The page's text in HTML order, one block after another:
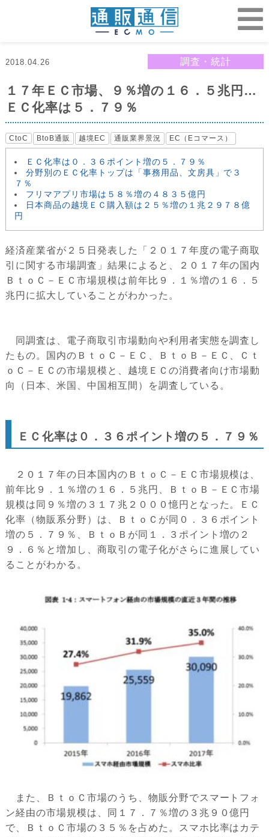
2018.04.26 調査・統計
１７年ＥＣ市場、９％増の１６．５兆円…
ＥＣ化率は５．７９％
CtoC BtoB通販 越境EC 通販業界景況 EC（Eコマース）
ＥＣ化率は０．３６ポイント増の５．７９％
分野別のＥＣ化率トップは「事務用品、文房具」で３
７％
フリマアプリ市場は５８％増の４８３５億円
日本商品の越境ＥＣ購入額は２５％増の１兆２９７８億
円
経済産業省が２５日発表した「２０１７年度の電子商取
引に関する市場調査」結果によると、２０１７年の国内
ＢｔｏＣ－ＥＣ市場規模は前年比９．１％増の１６．５
兆円に拡大していることがわかった。
同調査は、電子商取引市場動向や利用者実態を調査し
たもの。国内のＢｔｏＣ－ＥＣ、ＢｔｏＢ－ＥＣ、Ｃｔ
ｏＣ－ＥＣの市場規模と、越境ＥＣの消費者向け市場動
向（日本、米国、中国相互間）を調査している。
ＥＣ化率は０．３６ポイント増の５．７９％
２０１７年の日本国内のＢｔｏＣ－ＥＣ市場規模は、
前年比９．１％増の１６．５兆円、ＢｔｏＢ－ＥＣ市場
規模は同９％増の３１７兆２０００憶円となった。ＥＣ
化率（物販系分野）は、ＢｔｏＣが同０．３６ポイント
増の５．７９％、ＢｔｏＢが同１．３ポイント増の２
９．６％と増加し、商取引の電子化がさらに進展してい
ることがわかる。
また、ＢｔｏＣ市場のうち、物販分野でスマートフォ
ン経由の市場規模は、同１７．７％増の３兆９０億円
で、ＢｔｏＣ市場の３５％を占めた。スマホ比率はカテ